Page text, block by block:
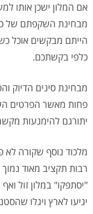
מבחינת השקפתם של
הייתם מבקשים אוכל
כלפי בקשתכם.
מבחינת סינים הדיוק
פחות מאשר הפרטים
יתורגם להימנעות
מלכוד נוסף שקורה
רבות תקציב מאוד
"יסתפקו" במלון זול
יגיעו לארץ ויגלו